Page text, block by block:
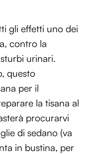
gli effetti uno dei
contro la
urinari.
questo
per il
la tisana al
procurarvi
di sedano (va
in bustina, per